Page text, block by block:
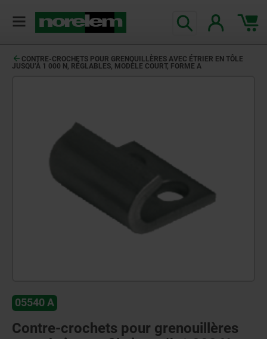
CONTRE-CROCHETS POUR GRENOUILLÈRES AVEC ÉTRIER EN TÔLE
JUSQU’À 1 000 N, RÉGLABLES, MODÈLE COURT, FORME A
05540 A
Contre-crochets pour grenouillères